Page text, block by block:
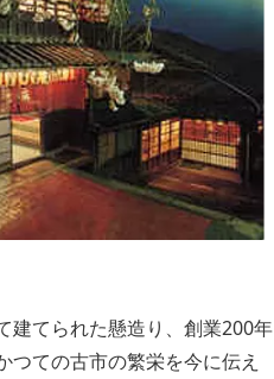
建てられた懸造り、創業200年
つての古市の繁栄を今に伝え